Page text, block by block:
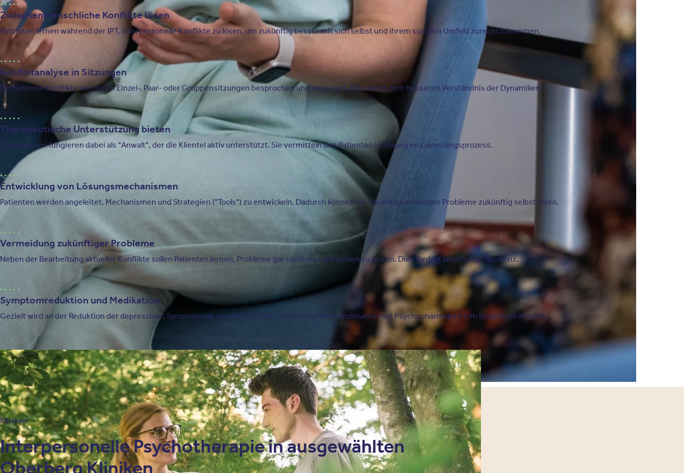
Zwischenmenschliche Konflikte lösen
Patienten lernen während der IPT, interpersonelle Konflikte zu lösen, um zukünftig besser mit sich selbst und ihrem sozialen Umfeld zurechtzukommen.
Konfliktanalyse in Sitzungen
Bestehende Konflikte werden in Einzel-, Paar- oder Gruppensitzungen besprochen und analysiert. Dies dient dem besseren Verständnis der Dynamiken.
Therapeutische Unterstützung bieten
Therapeuten fungieren dabei als "Anwalt", der die Klientel aktiv unterstützt. Sie vermitteln den Patienten Hoffnung im Genesungsprozess.
Entwicklung von Lösungsmechanismen
Patienten werden angeleitet, Mechanismen und Strategien ("Tools") zu entwickeln. Dadurch können sie die entsprechenden Probleme zukünftig selbst lösen.
Vermeidung zukünftiger Probleme
Neben der Bearbeitung aktueller Konflikte sollen Patienten lernen, Probleme gar nicht erst entstehen zu lassen. Dies fördert langfristige Resilienz.
Symptomreduktion und Medikation
Gezielt wird an der Reduktion der depressiven Symptomatik gearbeitet. Eine unterstützende Kombination mit Psychopharmaka ist im Bedarfsfall möglich.
Kliniken
Interpersonelle Psychotherapie in ausgewählten
Oberberg Kliniken